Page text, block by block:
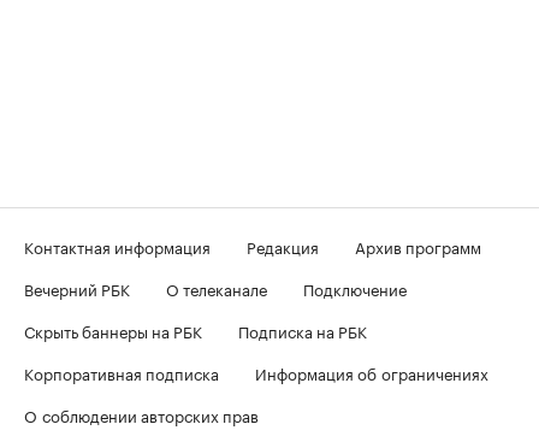
Контактная информация Редакция
Архив программ
Вечерний РБК
О телеканале
Подключение
Скрыть баннеры на РБК
Подписка на РБК
Корпоративная подписка
Информация об ограничениях
О соблюдении авторских прав